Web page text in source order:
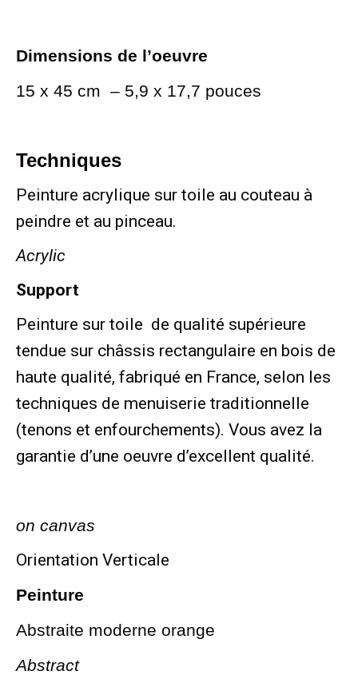
Dimensions de l’oeuvre
15 x 45 cm – 5,9 x 17,7 pouces
Techniques
Peinture acrylique sur toile au couteau à
peindre et au pinceau.
Acrylic
Support
Peinture sur toile de qualité supérieure
tendue sur châssis rectangulaire en bois de
haute qualité, fabriqué en France, selon les
techniques de menuiserie traditionnelle
(tenons et enfourchements). Vous avez la
garantie d’une oeuvre d’excellent qualité.
on canvas
Orientation Verticale
Peinture
Abstraite moderne orange
Abstract